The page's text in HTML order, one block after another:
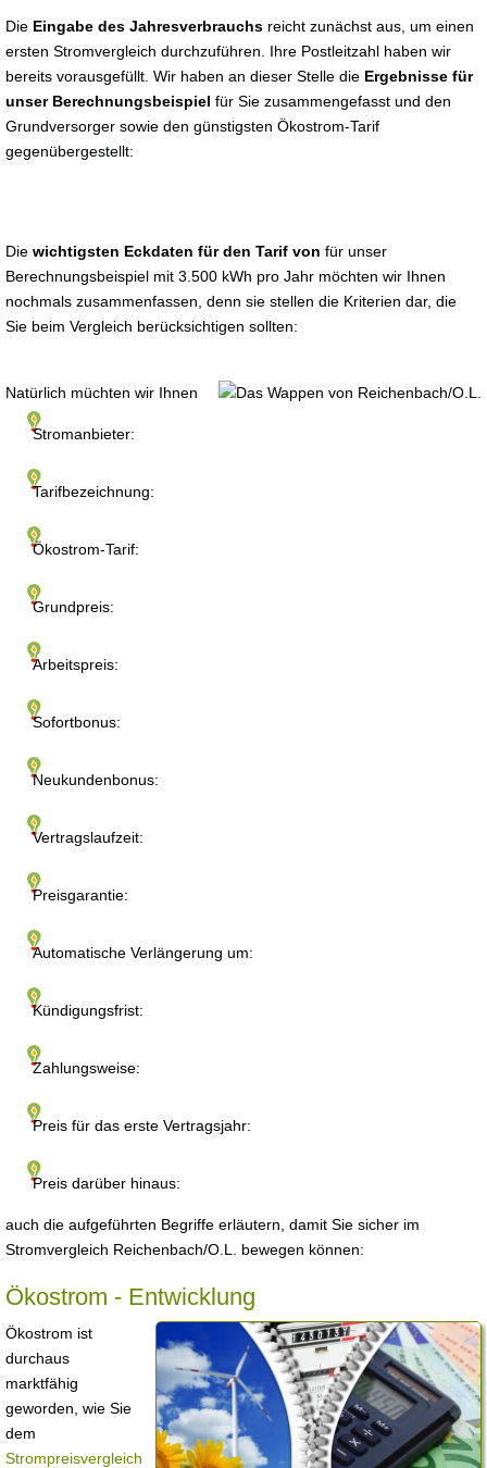
Die Eingabe des Jahresverbrauchs reicht zunächst aus, um einen
ersten Stromvergleich durchzuführen. Ihre Postleitzahl haben wir
bereits vorausgefüllt. Wir haben an dieser Stelle die Ergebnisse für
unser Berechnungsbeispiel für Sie zusammengefasst und den
Grundversorger sowie den günstigsten Ökostrom-Tarif
gegenübergestellt:
Die wichtigsten Eckdaten für den Tarif von für unser
Berechnungsbeispiel mit 3.500 kWh pro Jahr möchten wir Ihnen
nochmals zusammenfassen, denn sie stellen die Kriterien dar, die
Sie beim Vergleich berücksichtigen sollten:
Stromanbieter:
Tarifbezeichnung:
Ökostrom-Tarif:
Grundpreis:
Arbeitspreis:
Sofortbonus:
Neukundenbonus:
Vertragslaufzeit:
Preisgarantie:
Automatische Verlängerung um:
Kündigungsfrist:
Zahlungsweise:
Preis für das erste Vertragsjahr:
Preis darüber hinaus:
Natürlich müchten wir Ihnen
auch die aufgeführten Begriffe erläutern, damit Sie sicher im
Stromvergleich Reichenbach/O.L. bewegen können:
Ökostrom - Entwicklung
Ökostrom ist
durchaus
marktfähig
geworden, wie Sie
dem
Strompreisvergleich